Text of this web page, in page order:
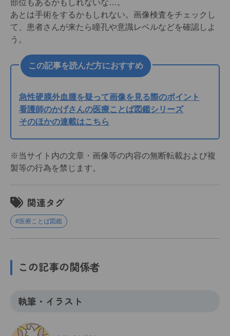
部位もあるかもしれないな…。
あとは手術をするかもしれない。画像検査をチェックし
て、患者さんが来たら瞳孔や意識レベルなどを確認しよ
う。
この記事を読んだ方におすすめ
急性硬膜外血腫を疑って画像を見る際のポイント
看護師のかげさんの医療ことば図鑑シリーズ
そのほかの連載はこちら
※当サイト内の文章・画像等の内容の無断転載および複
製等の行為を禁じます。
関連タグ
#医療ことば図鑑
この記事の関係者
執筆・イラスト